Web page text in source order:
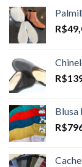
R$
R$
Blusa
R$